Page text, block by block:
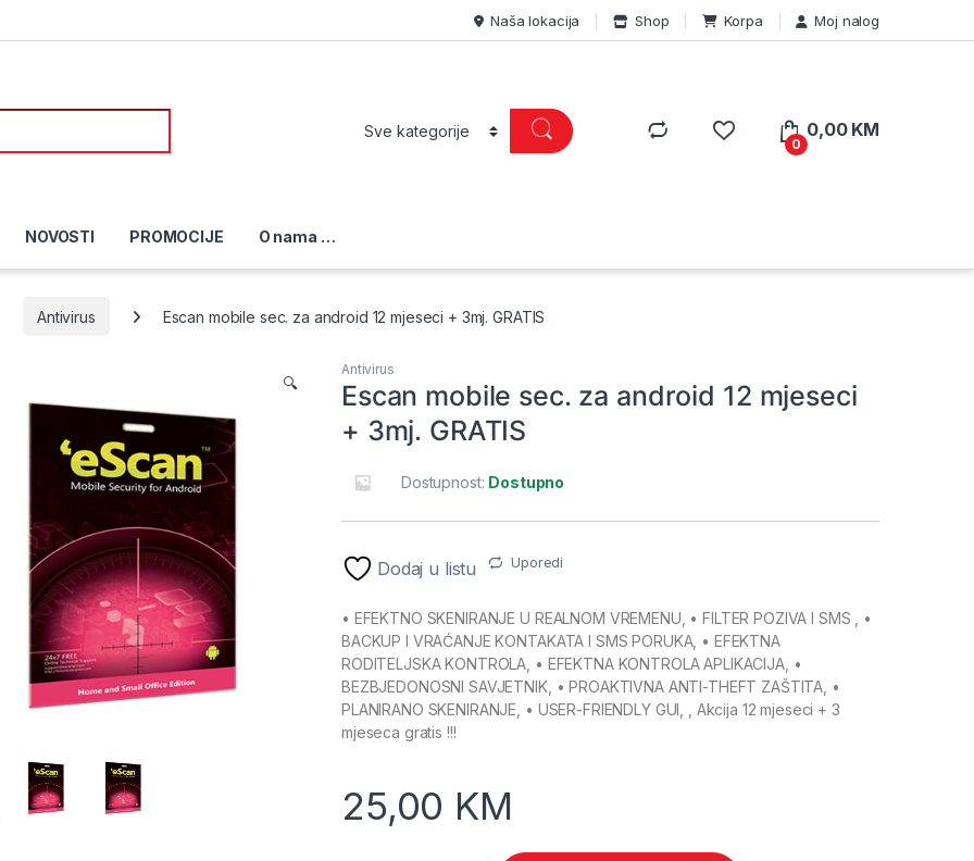
Naša lokacija Shop Korpa Moj nalog
0
0,00 KM
NOVOSTI PROMOCIJE O nama …
Antivirus Escan mobile sec. za android 12 mjeseci + 3mj. GRATIS
🔍
Antivirus
Escan mobile sec. za android 12 mjeseci
+ 3mj. GRATIS
Dostupnost: Dostupno
Dodaj u listu Uporedi
• EFEKTNO SKENIRANJE U REALNOM VREMENU, • FILTER POZIVA I SMS , •
BACKUP I VRAĆANJE KONTAKATA I SMS PORUKA, • EFEKTNA
RODITELJSKA KONTROLA, • EFEKTNA KONTROLA APLIKACIJA, •
BEZBJEDONOSNI SAVJETNIK, • PROAKTIVNA ANTI-THEFT ZAŠTITA, •
PLANIRANO SKENIRANJE, • USER-FRIENDLY GUI, , Akcija 12 mjeseci + 3
mjeseca gratis !!!
25,00 KM